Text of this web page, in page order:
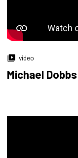
video
Michael Dobbs